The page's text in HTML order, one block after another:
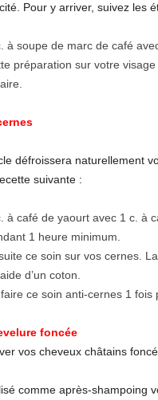
Pour y arriver, suivez les
à soupe de marc de café
préparation sur votre
défroissera naturellement
suivante :
à café de yaourt avec 1 c. à
1 heure minimum.
ce soin sur vos cernes.
d’un coton.
ce soin anti-cernes 1 fois
foncée
vos cheveux châtains
comme après-shampoing